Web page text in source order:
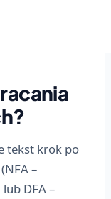
tekst krok po
–
lub DFA –